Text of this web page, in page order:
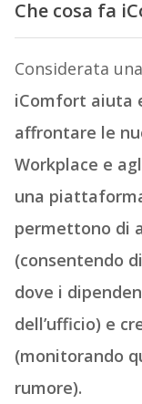
Che cosa fa
Considerata
iComfort aiuta
affrontare le
Workplace e
una
permettono di
(consentendo
dove i
dell’ufficio) e
(monitorando
rumore).